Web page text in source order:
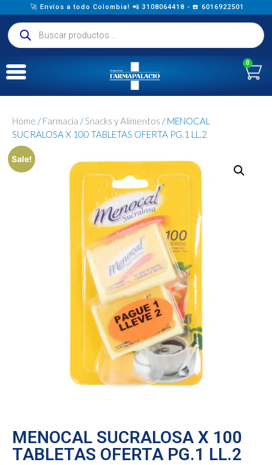
🚀 Envíos a todo Colombia! 📲 3108064418 - ☎️ 6016922501
0
Home /Farmacia /Snacks y Alimentos / MENOCAL
SUCRALOSA X 100 TABLETAS OFERTA PG.1 LL.2
Sale!
MENOCAL SUCRALOSA X 100
TABLETAS OFERTA PG.1 LL.2